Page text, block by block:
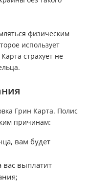
физическим
использует
страхует не
Грин Карта. Полис
причинам:
вам будет
выплатит